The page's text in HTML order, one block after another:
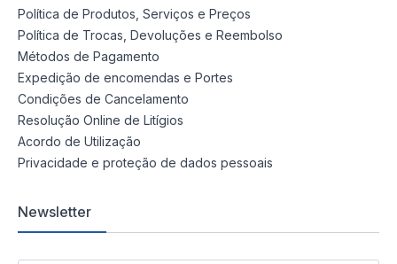
Política de Produtos, Serviços e Preços
Política de Trocas, Devoluções e Reembolso
Métodos de Pagamento
Expedição de encomendas e Portes
Condições de Cancelamento
Resolução Online de Litígios
Acordo de Utilização
Privacidade e proteção de dados pessoais
Newsletter